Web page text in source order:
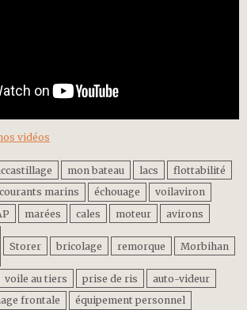
vidéos
mon bateau lacs
flottabilité
courants marins échouage
voilaviron
marées cales moteur avirons
Storer bricolage remorque Morbihan
voile au tiers prise de ris
auto-videur
frontale équipement personnel